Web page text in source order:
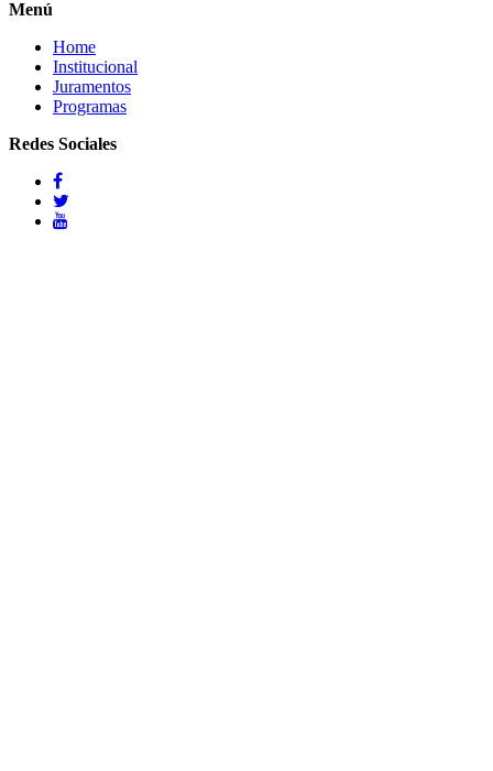
Menú
Home
Institucional
Juramentos
Programas
Redes Sociales